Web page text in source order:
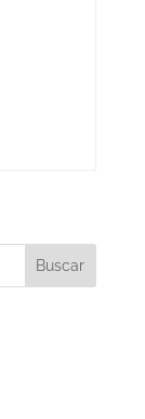
Buscar